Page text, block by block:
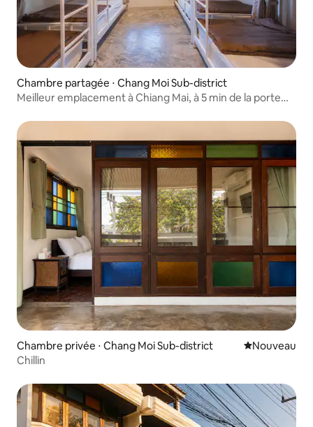
Chambre partagée ⋅ Chang Moi Sub-district
Meilleur emplacement à Chiang Mai, à 5 min de la porte
Chambre privée ⋅ Chang Moi Sub-district Nouvel
Nouveau
Chillin